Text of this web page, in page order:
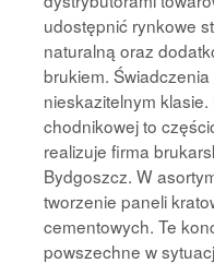
udostępnić rynkowe
naturalną oraz
brukiem.
nieskazitelnym
chodnikowej to
realizuje firma
Bydgoszcz. W
tworzenie paneli
cementowych. Te
powszechne w